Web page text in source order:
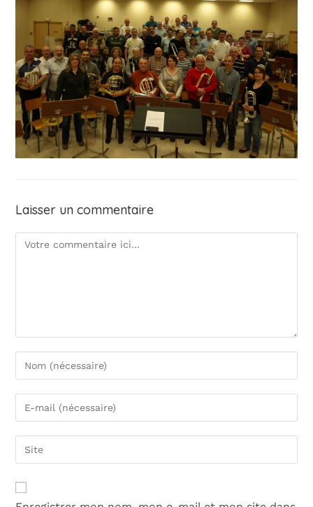
Laisser un commentaire